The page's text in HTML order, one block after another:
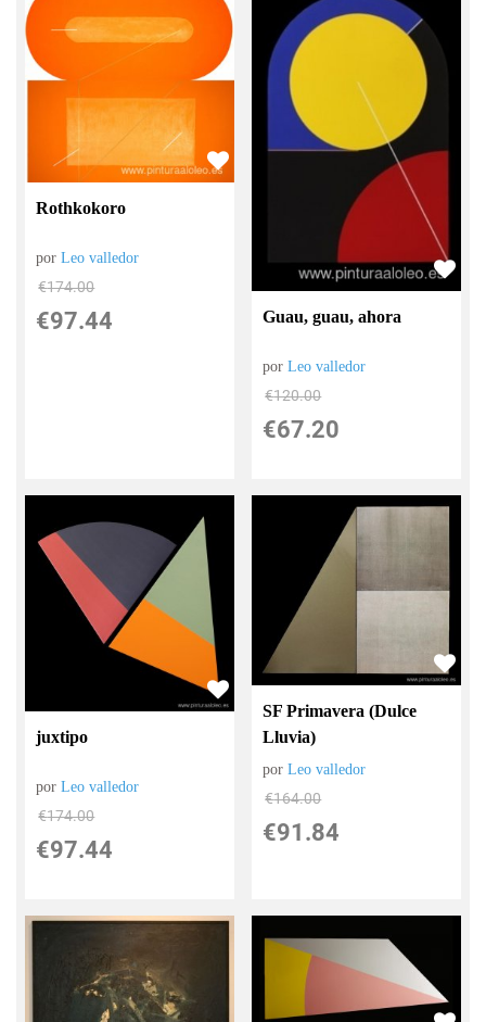
Rothkokoro
porLeo valledor
€174.00
€97.44 Guau, guau, ahora
porLeo valledor
€120.00
€67.20
juxtipo
porLeo valledor
€174.00
€97.44
SF Primavera (Dulce
Lluvia)
porLeo valledor
€164.00
€91.84